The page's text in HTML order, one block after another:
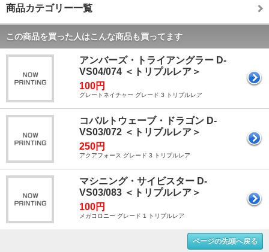
商品カテゴリー一覧
この商品を買った人はこんな商品も買ってます
アンバーズ・トライアングラー D-
VS04/074 ＜トリプルレア＞
100円
グレートネイチャー グレード 3 トリプルレア
コバルトウェーブ・ドラゴン D-
VS03/072 ＜トリプルレア＞
250円
アクアフォース グレード 3 トリプルレア
マシニング・サイビスター D-
VS03/083 ＜トリプルレア＞
100円
メガコロニー グレード 1 トリプルレア
ページの先頭へ戻る